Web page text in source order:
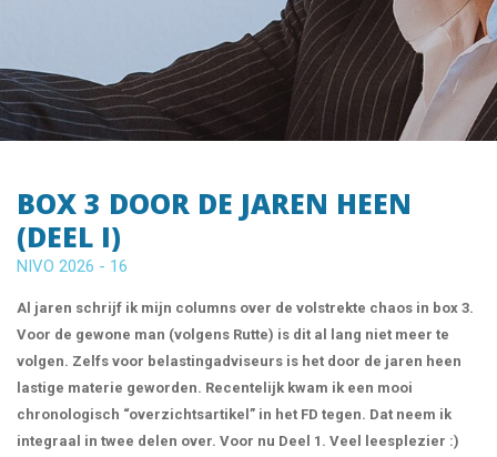
BOX 3 DOOR DE JAREN HEEN
(DEEL I)
NIVO 2026 - 16
Al jaren schrijf ik mijn columns over de volstrekte chaos in box 3.
Voor de gewone man (volgens Rutte) is dit al lang niet meer te
volgen. Zelfs voor belastingadviseurs is het door de jaren heen
lastige materie geworden. Recentelijk kwam ik een mooi
chronologisch “overzichtsartikel” in het FD tegen. Dat neem ik
integraal in twee delen over. Voor nu Deel 1. Veel leesplezier :)